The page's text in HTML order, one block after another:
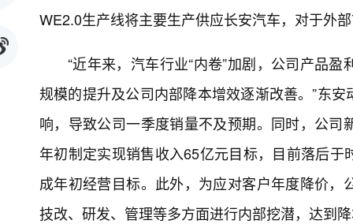
WE2.0生产线将主要生产供应长安汽车，对于外
“近年来，汽车行业“内卷”加剧，公司产品
规模的提升及公司内部降本增效逐渐改善。”东
响，导致公司一季度销量不及预期。同时，公
年初制定实现销售收入65亿元目标，目前落后
成年初经营目标。此外，为应对客户年度降价
技改、研发、管理等多方面进行内部挖潜，达到